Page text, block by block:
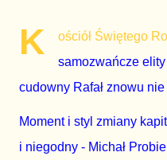
K
ościół Świętego
samozwańcze
cudowny Rafał znowu
Moment i styl zmiany
i niegodny - Michał